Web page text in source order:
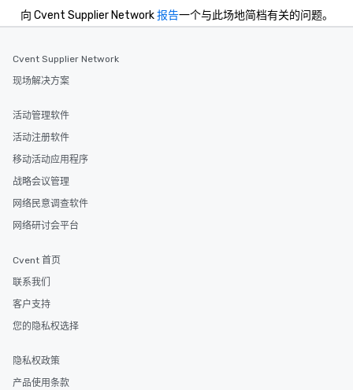
walking distance of each other. The
networking opportunities before
heading to the next place on your tour
Our tours offer an exquisite feast plus
entertainment. All tours include a
who leads the group on a walking tour,
offering engaging tidbits and
fascinating stories. Several other
along the way exclusively to our tours,
Different Types of Cuisine Our
experiences offer the ability to enjoy
several renowned restaurants in one
and your guests might not have
at a typical corporate dinner. We offer
a way to try some of the finest spots
向 Cvent Supplier Network报告一个与此场地简档有关的问题。
Cvent Supplier Network
现场解决方案
活动管理软件
活动注册软件
移动活动应用程序
战略会议管理
网络民意调查软件
网络研讨会平台
Cvent 首页
联系我们
客户支持
您的隐私权选择
隐私权政策
产品使用条款